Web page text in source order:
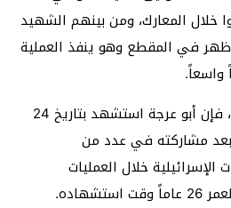
خلال المعارك، ومن بينهم الشهيد
ظهر في المقطع وهو ينفذ العملية
واسعاً.
ووفق ما ورد في الفيديو، فإن أبو عرجة استشهد بتاريخ 24
كانون الثاني 2024، بعد مشاركته في عدد من
الإسرائيلية خلال العمليات